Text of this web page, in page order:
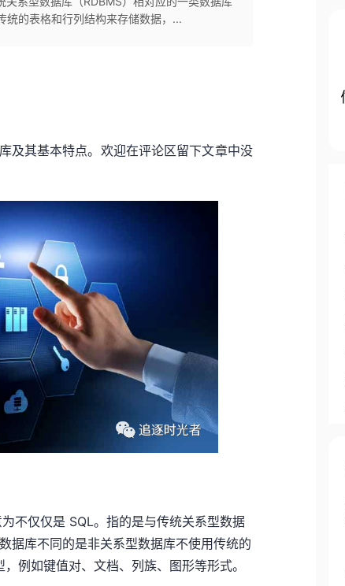
统的表格和行列结构来存储数据，...
及其基本特点。欢迎在评论区留下文章中没
不仅仅是 SQL。指的是与传统关系型数据
据库不同的是非关系型数据库不使用传统的
例如键值对、文档、列族、图形等形式。